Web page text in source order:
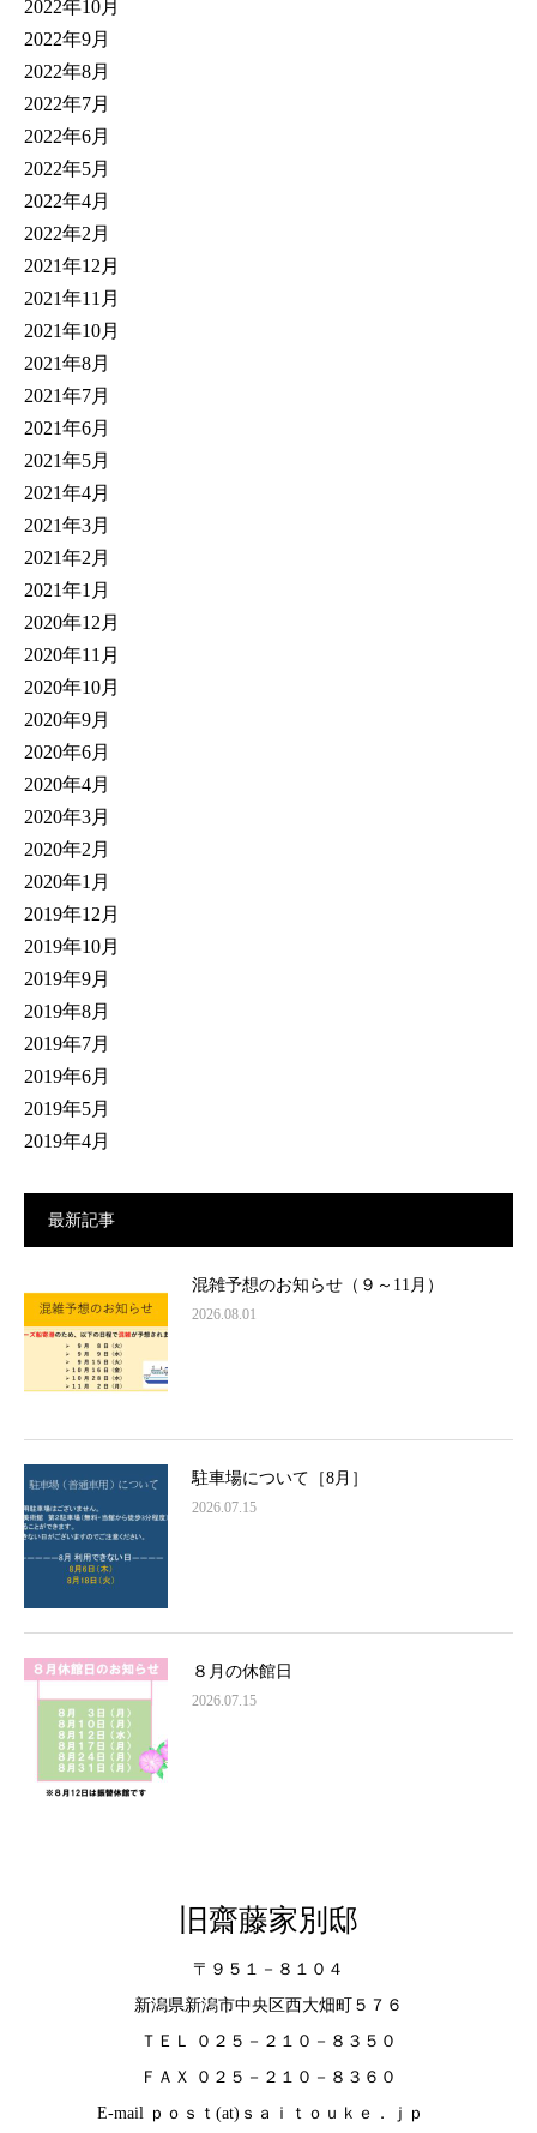
2022年10月
2022年9月
2022年8月
2022年7月
2022年6月
2022年5月
2022年4月
2022年2月
2021年12月
2021年11月
2021年10月
2021年8月
2021年7月
2021年6月
2021年5月
2021年4月
2021年3月
2021年2月
2021年1月
2020年12月
2020年11月
2020年10月
2020年9月
2020年6月
2020年4月
2020年3月
2020年2月
2020年1月
2019年12月
2019年10月
2019年9月
2019年8月
2019年7月
2019年6月
2019年5月
2019年4月
最新記事
混雑予想のお知らせ（９～11月）
2026.08.01
駐車場について［8月］
2026.07.15
８月の休館日
2026.07.15
旧齋藤家別邸
〒９５１－８１０４
新潟県新潟市中央区西大畑町５７６
ＴＥＬ ０２５－２１０－８３５０
ＦＡＸ ０２５－２１０－８３６０
E-mail ｐｏｓｔ(at)ｓａｉｔｏｕｋｅ．ｊｐ